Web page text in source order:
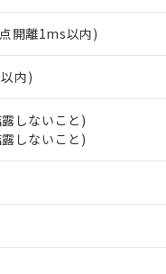
開離1ms以内)
内)
しないこと)
しないこと)